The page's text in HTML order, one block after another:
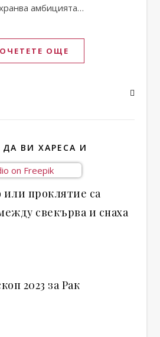
амбицията…
ОЩЕ
ВИ ХАРЕСА И
проклятие са
свекърва и снаха
2023 за Рак